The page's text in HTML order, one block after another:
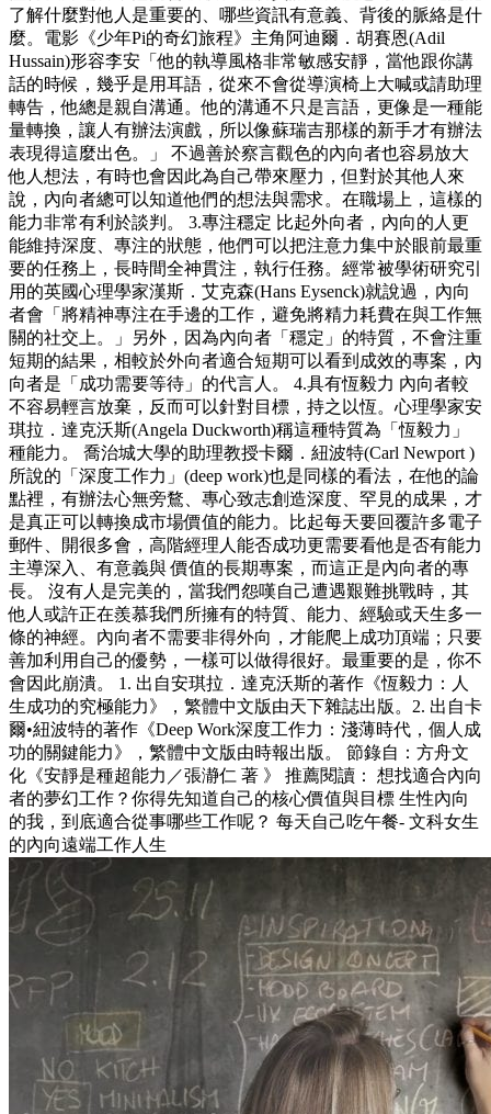
了解什麼對他人是重要的、哪些資訊有意義、背後的脈絡是什
麼。電影《少年Pi的奇幻旅程》主角阿迪爾．胡賽恩(Adil
Hussain)形容李安「他的執導風格非常敏感安靜，當他跟你講
話的時候，幾乎是用耳語，從來不會從導演椅上大喊或請助理
轉告，他總是親自溝通。他的溝通不只是言語，更像是一種能
量轉換，讓人有辦法演戲，所以像蘇瑞吉那樣的新手才有辦法
表現得這麼出色。」 不過善於察言觀色的內向者也容易放大
他人想法，有時也會因此為自己帶來壓力，但對於其他人來
說，內向者總可以知道他們的想法與需求。在職場上，這樣的
能力非常有利於談判。 3.專注穩定 比起外向者，內向的人更
能維持深度、專注的狀態，他們可以把注意力集中於眼前最重
要的任務上，長時間全神貫注，執行任務。經常被學術研究引
用的英國心理學家漢斯．艾克森(Hans Eysenck)就說過，內向
者會「將精神專注在手邊的工作，避免將精力耗費在與工作無
關的社交上。」另外，因為內向者「穩定」的特質，不會注重
短期的結果，相較於外向者適合短期可以看到成效的專案，內
向者是「成功需要等待」的代言人。 4.具有恆毅力 內向者較
不容易輕言放棄，反而可以針對目標，持之以恆。心理學家安
琪拉．達克沃斯(Angela Duckworth)稱這種特質為「恆毅力」
種能力。 喬治城大學的助理教授卡爾．紐波特(Carl Newport )
所說的「深度工作力」(deep work)也是同樣的看法，在他的論
點裡，有辦法心無旁鶩、專心致志創造深度、罕見的成果，才
是真正可以轉換成市場價值的能力。比起每天要回覆許多電子
郵件、開很多會，高階經理人能否成功更需要看他是否有能力
主導深入、有意義與 價值的長期專案，而這正是內向者的專
長。 沒有人是完美的，當我們怨嘆自己遭遇艱難挑戰時，其
他人或許正在羨慕我們所擁有的特質、能力、經驗或天生多一
條的神經。內向者不需要非得外向，才能爬上成功頂端；只要
善加利用自己的優勢，一樣可以做得很好。最重要的是，你不
會因此崩潰。 1. 出自安琪拉．達克沃斯的著作《恆毅力：人
生成功的究極能力》，繁體中文版由天下雜誌出版。2. 出自卡
爾•紐波特的著作《Deep Work深度工作力：淺薄時代，個人成
功的關鍵能力》，繁體中文版由時報出版。 節錄自：方舟文
化《安靜是種超能力／張瀞仁 著 》 推薦閱讀： 想找適合內向
者的夢幻工作？你得先知道自己的核心價值與目標 生性內向
的我，到底適合從事哪些工作呢？ 每天自己吃午餐- 文科女生
的內向遠端工作人生